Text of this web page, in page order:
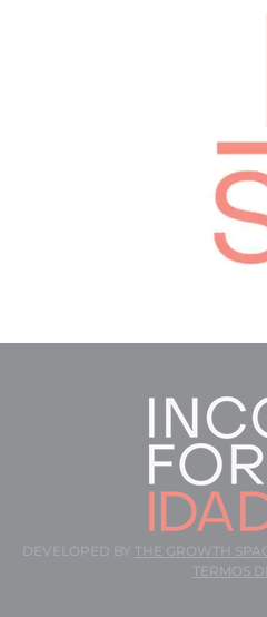
DEVELOPED BY THE GROWTH
TERMOS